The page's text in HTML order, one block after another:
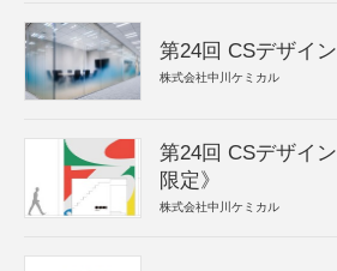
第24回 CSデザイ
株式会社中川ケミカル
第24回 CSデザイ
限定》
株式会社中川ケミカル